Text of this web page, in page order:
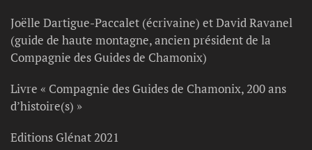
Joëlle Dartigue-Paccalet (écrivaine) et David Ravanel
(guide de haute montagne, ancien président de la
Compagnie des Guides de Chamonix)
Livre « Compagnie des Guides de Chamonix, 200 ans
d’histoire(s) »
Editions Glénat 2021